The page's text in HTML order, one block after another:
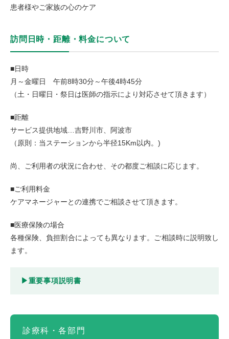
患者様やご家族の心のケア
訪問日時・距離・料金について
■日時
月～金曜日 午前8時30分～午後4時45分
（土・日曜日・祭日は医師の指示により対応させて頂きます）
■距離
サービス提供地域…吉野川市、阿波市
（原則：当ステーションから半径15Km以内。)
尚、ご利用者の状況に合わせ、その都度ご相談に応じます。
■ご利用料金
ケアマネージャーとの連携でご相談させて頂きます。
■医療保険の場合
各種保険、負担割合によっても異なります。ご相談時に説明致し
ます。
▶重要事項説明書
診療科・各部門